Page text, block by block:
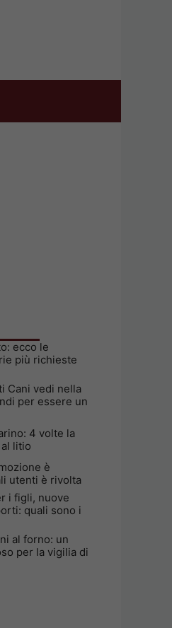
ecco le
più richieste
Cani vedi nella
per essere un
4 volte la
litio
è
utenti è rivolta
i figli, nuove
quali sono i
al forno: un
per la vigilia di